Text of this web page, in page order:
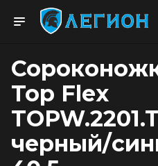
Top Flex
черный/